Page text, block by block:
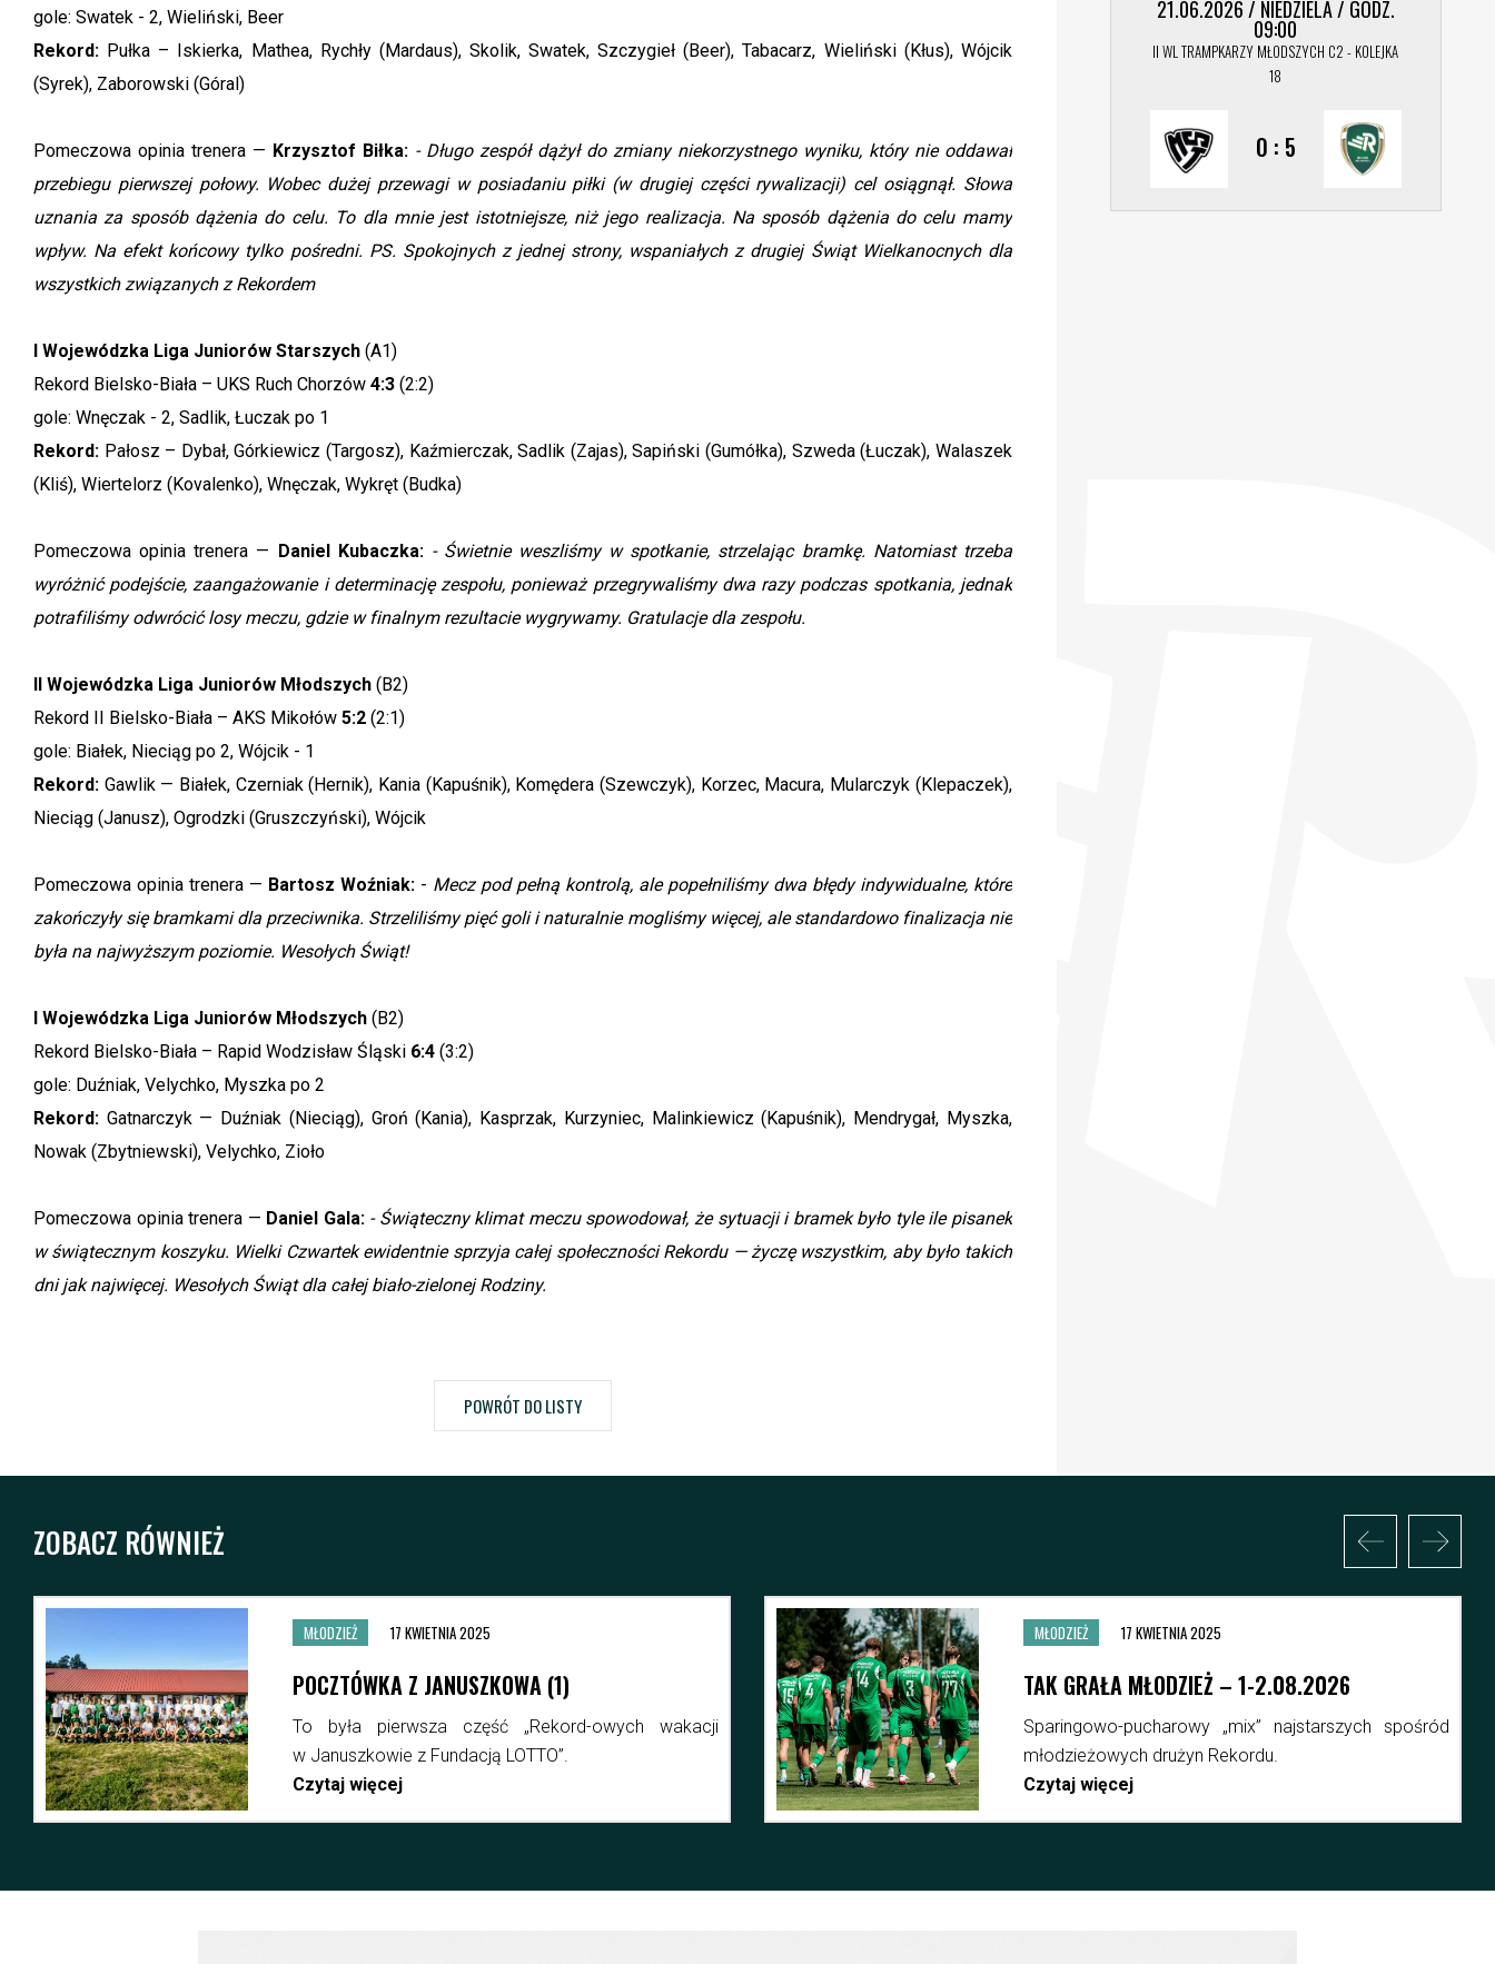
gole: Swatek - 2, Wieliński, Beer
Rekord: Pułka – Iskierka, Mathea, Rychły (Mardaus), Skolik, Swatek, Szczygieł (Beer), Tabacarz, Wieliński (Kłus), Wójcik
(Syrek), Zaborowski (Góral)
Pomeczowa opinia trenera — Krzysztof Biłka: - Długo zespół dążył do zmiany niekorzystnego wyniku, który nie oddawał
przebiegu pierwszej połowy. Wobec dużej przewagi w posiadaniu piłki (w drugiej części rywalizacji) cel osiągnął. Słowa
uznania za sposób dążenia do celu. To dla mnie jest istotniejsze, niż jego realizacja. Na sposób dążenia do celu mamy
wpływ. Na efekt końcowy tylko pośredni. PS. Spokojnych z jednej strony, wspaniałych z drugiej Świąt Wielkanocnych dla
wszystkich związanych z Rekordem
I Wojewódzka Liga Juniorów Starszych (A1)
Rekord Bielsko-Biała – UKS Ruch Chorzów 4:3 (2:2)
gole: Wnęczak - 2, Sadlik, Łuczak po 1
Rekord: Pałosz – Dybał, Górkiewicz (Targosz), Kaźmierczak, Sadlik (Zajas), Sapiński (Gumółka), Szweda (Łuczak), Walaszek
(Kliś), Wiertelorz (Kovalenko), Wnęczak, Wykręt (Budka)
Pomeczowa opinia trenera — Daniel Kubaczka: - Świetnie weszliśmy w spotkanie, strzelając bramkę. Natomiast trzeba
wyróżnić podejście, zaangażowanie i determinację zespołu, ponieważ przegrywaliśmy dwa razy podczas spotkania, jednak
potrafiliśmy odwrócić losy meczu, gdzie w finalnym rezultacie wygrywamy. Gratulacje dla zespołu.
II Wojewódzka Liga Juniorów Młodszych (B2)
Rekord II Bielsko-Biała – AKS Mikołów 5:2 (2:1)
gole: Białek, Nieciąg po 2, Wójcik - 1
Rekord: Gawlik — Białek, Czerniak (Hernik), Kania (Kapuśnik), Komędera (Szewczyk), Korzec, Macura, Mularczyk (Klepaczek),
Nieciąg (Janusz), Ogrodzki (Gruszczyński), Wójcik
Pomeczowa opinia trenera — Bartosz Woźniak: - Mecz pod pełną kontrolą, ale popełniliśmy dwa błędy indywidualne, które
zakończyły się bramkami dla przeciwnika. Strzeliliśmy pięć goli i naturalnie mogliśmy więcej, ale standardowo finalizacja nie
była na najwyższym poziomie. Wesołych Świąt!
I Wojewódzka Liga Juniorów Młodszych (B2)
Rekord Bielsko-Biała – Rapid Wodzisław Śląski 6:4 (3:2)
gole: Duźniak, Velychko, Myszka po 2
Rekord: Gatnarczyk — Duźniak (Nieciąg), Groń (Kania), Kasprzak, Kurzyniec, Malinkiewicz (Kapuśnik), Mendrygał, Myszka,
Nowak (Zbytniewski), Velychko, Zioło
Pomeczowa opinia trenera — Daniel Gala: - Świąteczny klimat meczu spowodował, że sytuacji i bramek było tyle ile pisanek
w świątecznym koszyku. Wielki Czwartek ewidentnie sprzyja całej społeczności Rekordu — życzę wszystkim, aby było takich
dni jak najwięcej. Wesołych Świąt dla całej biało-zielonej Rodziny.
POWRÓT DO LISTY
21.06.2026 / NIEDZIELA / GODZ.
09:00
II WL TRAMPKARZY MŁODSZYCH C2 - KOLEJKA
18
0 : 5
ZOBACZ RÓWNIEŻ
owych wakacji
MŁODZIEŻ
TAK GRAŁA MŁODZIEŻ – 1-2.08.2026
Sparingowo-pucharowy „mix” najstarszych spośród
młodzieżowych drużyn Rekordu.
MŁODZIEŻ
MMP – GOSPODARZE FINAŁÓW
Poznaliśmy gospodarzy
Młodzieżowych Mistrzostw Polski w